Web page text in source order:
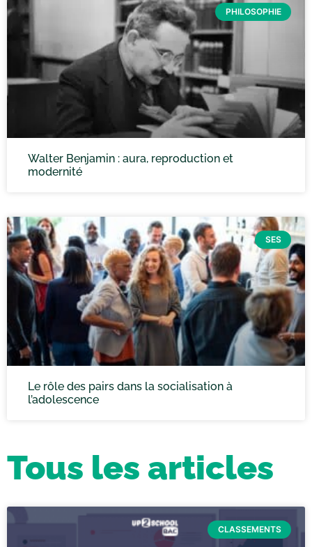
PHILOSOPHIE
Walter Benjamin : aura, reproduction et
modernité
SES
Le rôle des pairs dans la socialisation à
l’adolescence
Tous les articles
CLASSEMENTS